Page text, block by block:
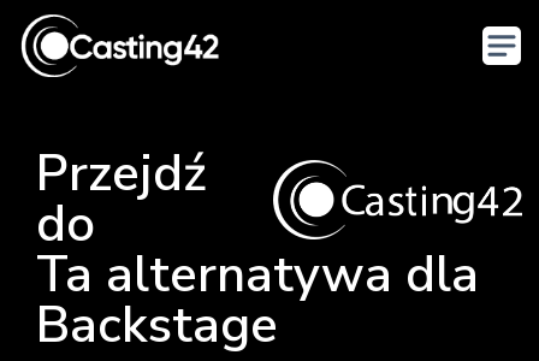
Przejdź
do
Ta alternatywa dla
Backstage